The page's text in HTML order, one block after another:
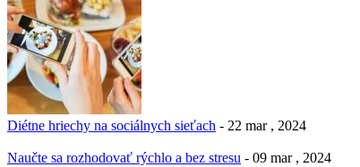
Diétne hriechy na sociálnych sieťach - 22 mar , 2024
Naučte sa rozhodovať rýchlo a bez stresu - 09 mar , 2024